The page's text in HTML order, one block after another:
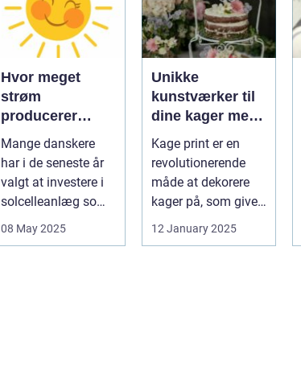
Hvor meget
strøm
producerer
solceller om
vinteren?
Mange danskere
har i de seneste år
valgt at investere i
solcelleanlæg som
08 May 2025
Unikke
kunstværker til
dine kager med
kage print
Kage print er en
revolutionerende
måde at dekorere
kager på, som giver
12 January 2025